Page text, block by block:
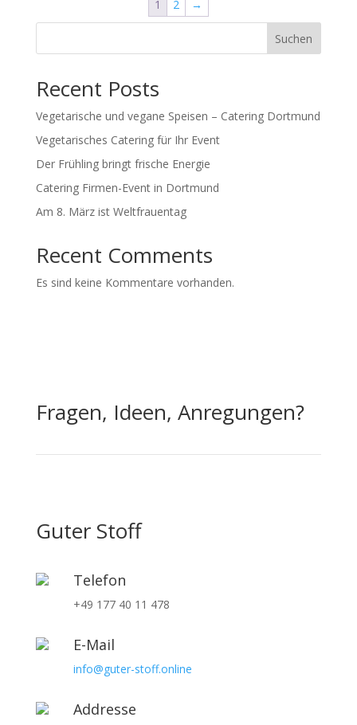
1 2 →
Suchen
Recent Posts
Vegetarische und vegane Speisen – Catering Dortmund
Vegetarisches Catering für Ihr Event
Der Frühling bringt frische Energie
Catering Firmen-Event in Dortmund
Am 8. März ist Weltfrauentag
Recent Comments
Es sind keine Kommentare vorhanden.
Fragen, Ideen, Anregungen?
Guter Stoff
Telefon
+49 177 40 11 478
E-Mail
info@guter-stoff.online
Addresse